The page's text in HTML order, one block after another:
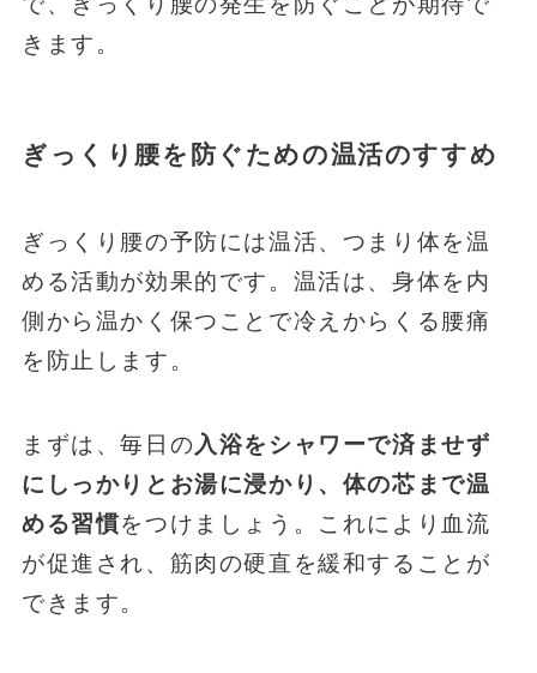
きます。
ぎっくり腰を防ぐための温活のすすめ
ぎっくり腰の予防には温活、つまり体を温
める活動が効果的です。温活は、身体を内
側から温かく保つことで冷えからくる腰痛
を防止します。
まずは、毎日の入浴をシャワーで済ませず
にしっかりとお湯に浸かり、体の芯まで温
める習慣をつけましょう。これにより血流
が促進され、筋肉の硬直を緩和することが
できます。